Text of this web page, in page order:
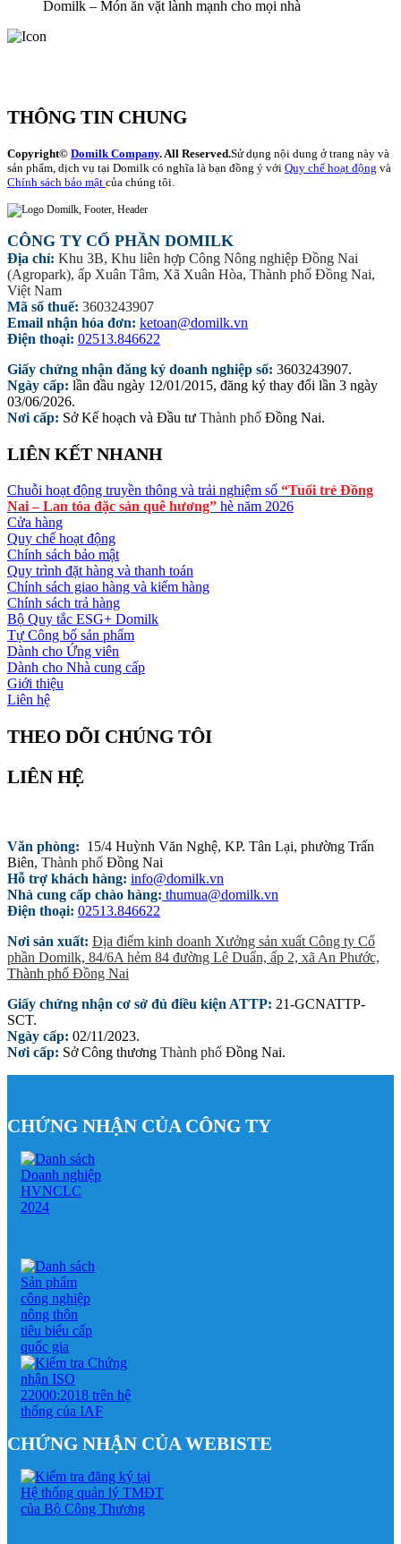
Domilk – Món ăn vặt lành mạnh cho mọi nhà
THÔNG TIN CHUNG
Copyright© Domilk Company. All Reserved.Sử dụng nội dung ở trang này và
sản phẩm, dịch vụ tại Domilk có nghĩa là bạn đồng ý với Quy chế hoạt động và
Chính sách bảo mật của chúng tôi.
CÔNG TY CỔ PHẦN DOMILK
Địa chỉ: Khu 3B, Khu liên hợp Công Nông nghiệp Đồng Nai
(Agropark), ấp Xuân Tâm, Xã Xuân Hòa, Thành phố Đồng Nai,
Việt Nam
Mã số thuế: 3603243907
Email nhận hóa đơn: ketoan@domilk.vn
Điện thoại: 02513.846622
Giấy chứng nhận đăng ký doanh nghiệp số: 3603243907.
Ngày cấp: lần đầu ngày 12/01/2015, đăng ký thay đổi lần 3 ngày
03/06/2026.
Nơi cấp: Sở Kế hoạch và Đầu tư Thành phố Đồng Nai.
LIÊN KẾT NHANH
Chuỗi hoạt động truyền thông và trải nghiệm số “Tuổi trẻ Đồng
Nai – Lan tỏa đặc sản quê hương” hè năm 2026
Cửa hàng
Quy chế hoạt động
Chính sách bảo mật
Quy trình đặt hàng và thanh toán
Chính sách giao hàng và kiểm hàng
Chính sách trả hàng
Bộ Quy tắc ESG+ Domilk
Tự Công bố sản phẩm
Dành cho Ứng viên
Dành cho Nhà cung cấp
Giới thiệu
Liên hệ
THEO DÕI CHÚNG TÔI
LIÊN HỆ
Văn phòng: 15/4 Huỳnh Văn Nghệ, KP. Tân Lại, phường Trấn
Biên, Thành phố Đồng Nai
Hỗ trợ khách hàng: info@domilk.vn
Nhà cung cấp chào hàng: thumua@domilk.vn
Điện thoại: 02513.846622
Nơi sản xuất: Địa điểm kinh doanh Xưởng sản xuất Công ty Cổ
phần Domilk, 84/6A hẻm 84 đường Lê Duẩn, ấp 2, xã An Phước,
Thành phố Đồng Nai
Giấy chứng nhận cơ sở đủ điều kiện ATTP: 21-GCNATTP-
SCT.
Ngày cấp: 02/11/2023.
Nơi cấp: Sở Công thương Thành phố Đồng Nai.
CHỨNG NHẬN CỦA CÔNG TY
CHỨNG NHẬN CỦA WEBISTE